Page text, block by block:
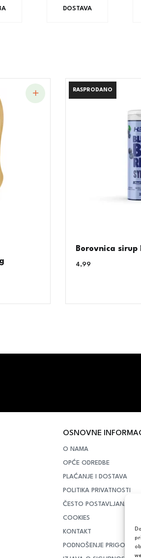
DOSTAVA
RASPRODANO
RASPRODANO
Borovnica sirup
4,99
OSNOVNE
O NAMA
OPĆE ODREDBE
PLAĆANJE I DOSTAVA
POLITIKA PRIVATNOSTI
ČESTO POSTAVLJANA
COOKIES
KONTAKT
PODNOŠENJE